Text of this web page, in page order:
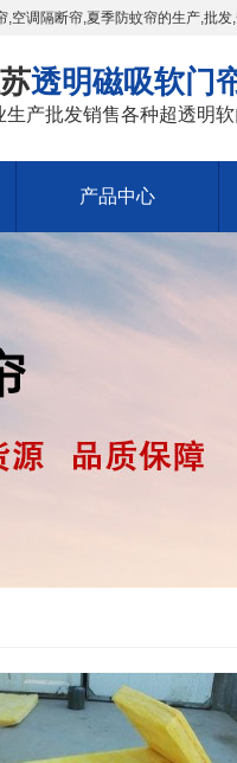
调隔断帘,夏季防蚊帘的生产,批
透明磁吸软门
生产批发销售各种超透明
产品中心